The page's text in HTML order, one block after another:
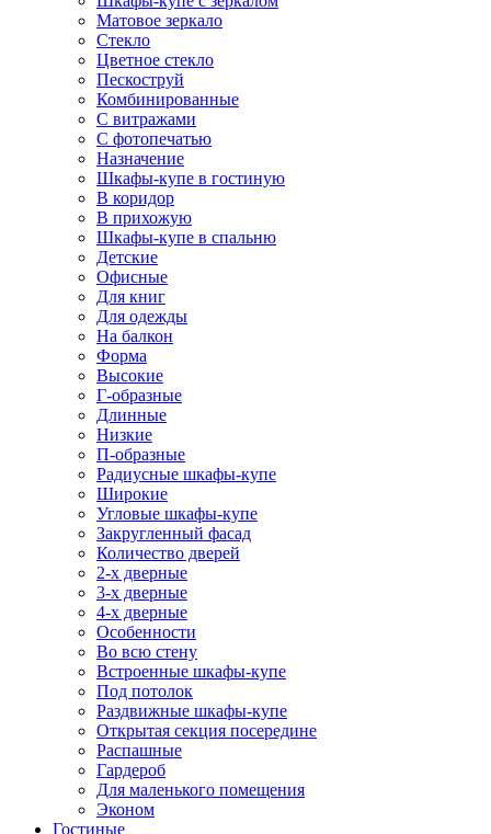
Матовое зеркало
Стекло
Цветное стекло
Пескоструй
Комбинированные
С витражами
С фотопечатью
Назначение
Шкафы-купе в гостиную
В коридор
В прихожую
Шкафы-купе в спальню
Детские
Офисные
Для книг
Для одежды
На балкон
Форма
Высокие
Г-образные
Длинные
Низкие
П-образные
Радиусные шкафы-купе
Широкие
Угловые шкафы-купе
Закругленный фасад
Количество дверей
2-х дверные
3-х дверные
4-х дверные
Особенности
Во всю стену
Встроенные шкафы-купе
Под потолок
Раздвижные шкафы-купе
Открытая секция посередине
Распашные
Гардероб
Для маленького помещения
Эконом
Гостиные